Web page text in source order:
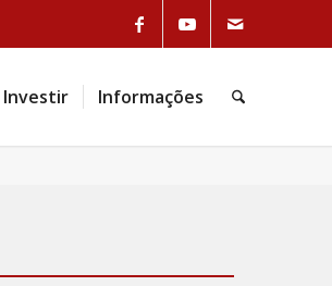
Link to Facebook
Link to Youtube
Investir Informações Pesquisa